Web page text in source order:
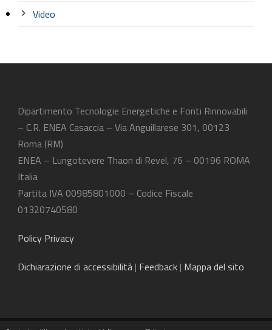
Video
Dipartimento Tecnologie Energetiche e Fonti Rinnovabili
– C.R. ENEA Casaccia – Via Anguillarese 301, 00123
Roma (RM)
ENEA – Lungotevere Thaon di Revel, 76 – 00196 ROMA
Italia
Partita IVA 00985801000 – Codice Fiscale
01320740580
Policy Privacy
Dichiarazione di accessibilità | Feedback | Mappa del sito